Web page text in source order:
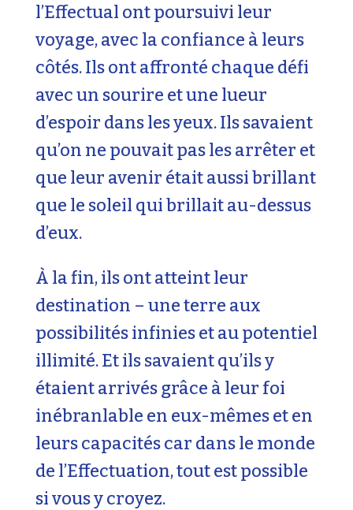
l’Effectual ont poursuivi leur
voyage, avec la confiance à leurs
côtés. Ils ont affronté chaque défi
avec un sourire et une lueur
d’espoir dans les yeux. Ils savaient
qu’on ne pouvait pas les arrêter et
que leur avenir était aussi brillant
que le soleil qui brillait au-dessus
d’eux.
À la fin, ils ont atteint leur
destination – une terre aux
possibilités infinies et au potentiel
illimité. Et ils savaient qu’ils y
étaient arrivés grâce à leur foi
inébranlable en eux-mêmes et en
leurs capacités car dans le monde
de l’Effectuation, tout est possible
si vous y croyez.